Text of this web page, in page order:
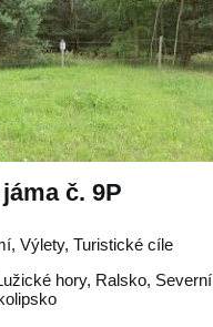
č. 9P
Výlety, Turistické cíle
hory, Ralsko,